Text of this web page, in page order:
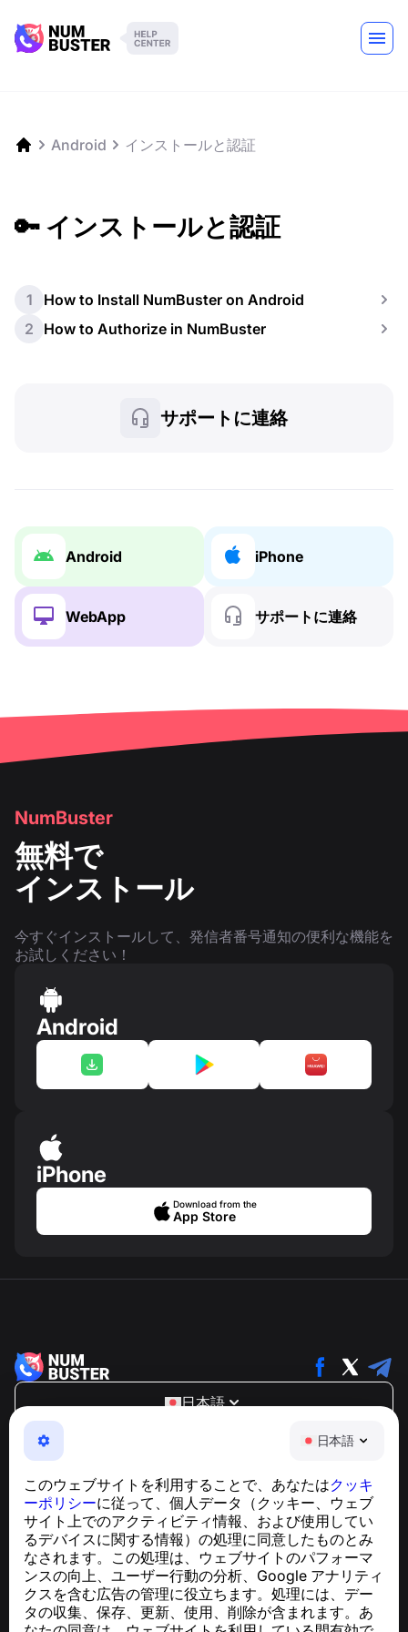
日本語
このウェブサイトを利用することで、あなたはクッキ
ーポリシーに従って、個人データ（クッキー、ウェブ
サイト上でのアクティビティ情報、および使用してい
るデバイスに関する情報）の処理に同意したものとみ
なされます。この処理は、ウェブサイトのパフォーマ
ンスの向上、ユーザー行動の分析、Google アナリティ
クスを含む広告の管理に役立ちます。処理には、デー
タの収集、保存、更新、使用、削除が含まれます。あ
Android インストールと認証
🔑 インストールと認証
1
How to Install NumBuster on Android
2
How to Authorize in NumBuster
サポートに連絡
Android iPhone
WebApp サポートに連絡
NumBuster
無料で
インストール
今すぐインストールして、発信者番号通知の便利な機能を
お試しください！
Android
iPhone
Download from the
App Store
日本語
NumBuster © 2013—2026 ·
support@numbuster.com
電話詐欺、スパム、不審なメッセージからあなたを守る、
GDPR準拠に関するお問い合わせ：
support@numbuster.com
ヘルプセンター
ニュースと記事
プロジェクトについて
連絡先